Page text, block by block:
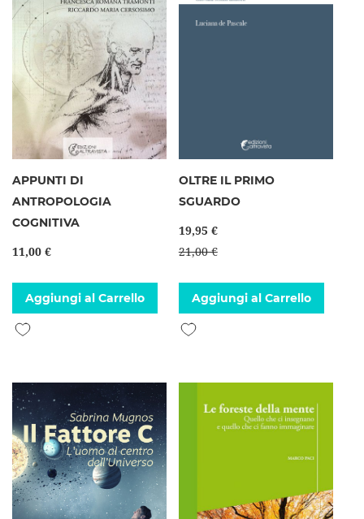
APPUNTI DI
ANTROPOLOGIA
COGNITIVA
11,00 €
Aggiungi al Carrello
Aggiungi alla lista desideri
OLTRE IL PRIMO
SGUARDO
19,95 €
21,00 €
Aggiungi al Carrello
Aggiungi alla lista desideri